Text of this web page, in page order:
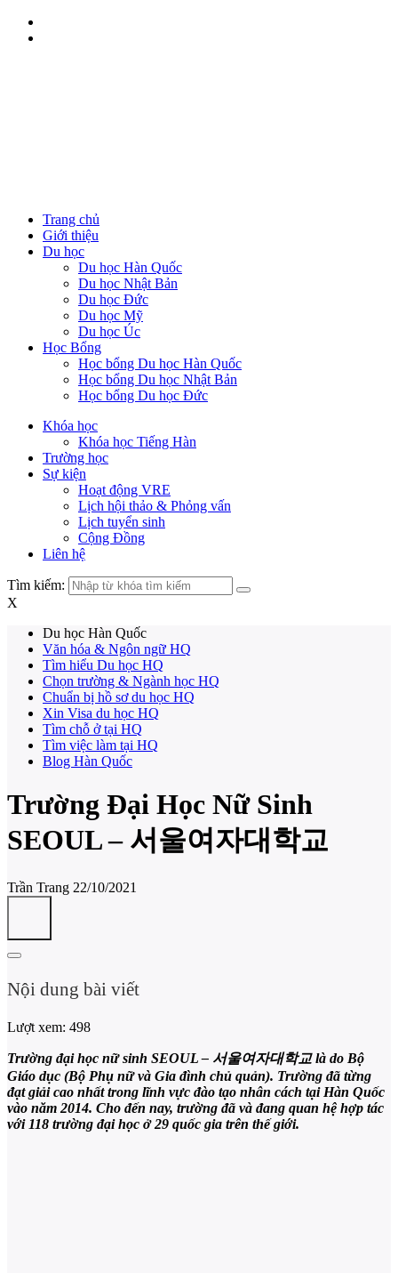
Trang chủ
Giới thiệu
Du học
Du học Hàn Quốc
Du học Nhật Bản
Du học Đức
Du học Mỹ
Du học Úc
Học Bổng
Học bổng Du học Hàn Quốc
Học bổng Du học Nhật Bản
Học bổng Du học Đức
Khóa học
Khóa học Tiếng Hàn
Trường học
Sự kiện
Hoạt động VRE
Lịch hội thảo & Phỏng vấn
Lịch tuyển sinh
Cộng Đồng
Liên hệ
Tìm kiếm:
X
Du học Hàn Quốc
Văn hóa & Ngôn ngữ HQ
Tìm hiểu Du học HQ
Chọn trường & Ngành học HQ
Chuẩn bị hồ sơ du học HQ
Xin Visa du học HQ
Tìm chỗ ở tại HQ
Tìm việc làm tại HQ
Blog Hàn Quốc
Trường Đại Học Nữ Sinh
SEOUL – 서울여자대학교
Trần Trang 22/10/2021
Nội dung bài viết
Lượt xem: 498
Trường đại học nữ sinh SEOUL – 서울여자대학교 là do Bộ
Giáo dục (Bộ Phụ nữ và Gia đình chủ quản). Trường đã từng
đạt giải cao nhất trong lĩnh vực đào tạo nhân cách tại Hàn Quốc
vào năm 2014. Cho đến nay, trường đã và đang quan hệ hợp tác
với 118 trường đại học ở 29 quốc gia trên thế giới.